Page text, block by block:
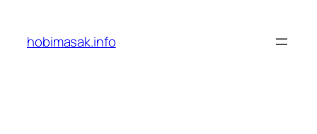
content
hobimasak.info